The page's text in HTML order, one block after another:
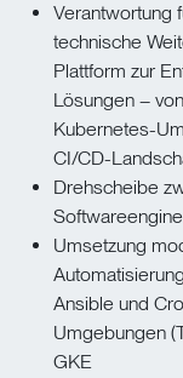
Verantwortung
technische
Plattform zur
Lösungen –
Kubernetes-
CI/CD-
Drehscheibe
Umsetzung
Ansible und
Umgebungen
GKE